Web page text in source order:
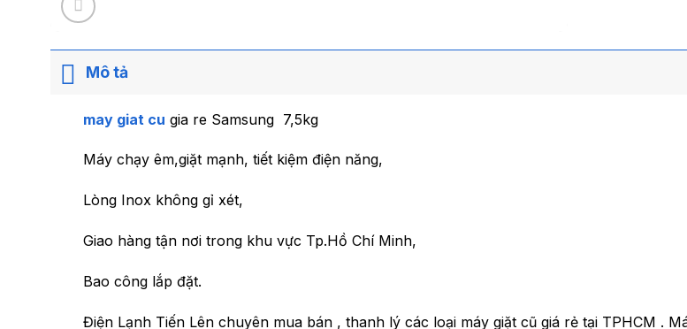
Mô tả
may giat cu gia re Samsung 7,5kg
Máy chạy êm,giặt mạnh, tiết kiệm điện năng,
Lòng Inox không gỉ xét,
Giao hàng tận nơi trong khu vực Tp.Hồ Chí Minh,
Bao công lắp đặt.
Điện Lạnh Tiến Lên chuyên mua bán , thanh lý các loại máy giặt cũ giá rẻ tại TPHCM .